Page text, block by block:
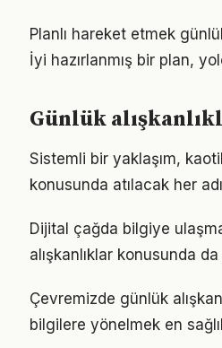
Planlı hareket etmek
İyi hazırlanmış bir plan,
Günlük
Sistemli bir yaklaşım,
konusunda atılacak her
Dijital çağda bilgiye
alışkanlıklar konusunda
Çevremizde günlük
bilgilere yönelmek en